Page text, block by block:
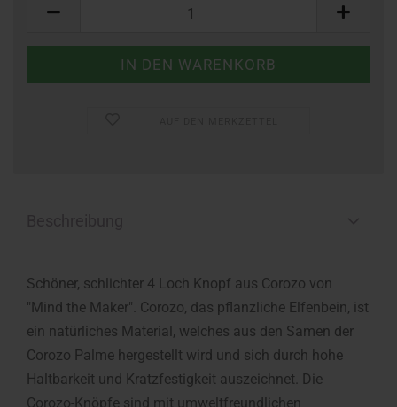
Schöner, schlichter 4 Loch Knopf aus Corozo von
"Mind the Maker". Corozo, das pflanzliche Elfenbein, ist
ein natürliches Material, welches aus den Samen der
Corozo Palme hergestellt wird und sich durch hohe
Haltbarkeit und Kratzfestigkeit auszeichnet. Die
Corozo-Knöpfe sind mit umweltfreundlichen